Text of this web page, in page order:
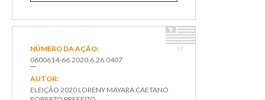
SP
NÚMERO DA AÇÃO:
0600614-66.2020.6.26.0407
AUTOR:
ELEIÇÃO 2020 LORENY MAYARA CAETANO